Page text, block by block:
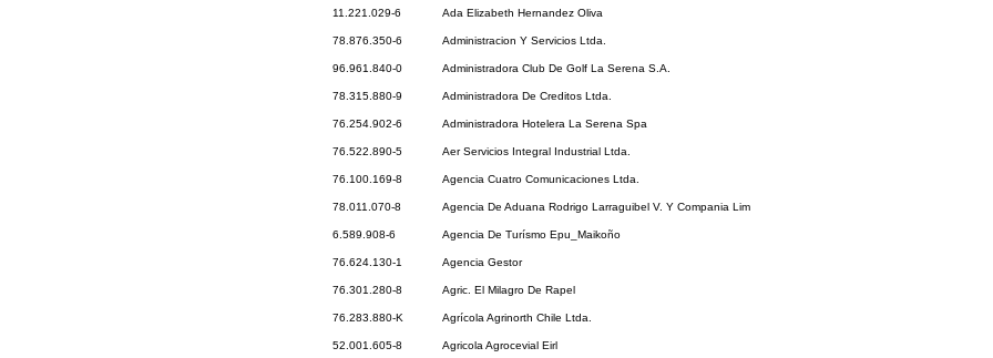
11.221.029-6 Ada Elizabeth Hernandez Oliva
78.876.350-6 Administracion Y Servicios Ltda.
96.961.840-0 Administradora Club De Golf La Serena S.A.
78.315.880-9 Administradora De Creditos Ltda.
76.254.902-6 Administradora Hotelera La Serena Spa
76.522.890-5 Aer Servicios Integral Industrial Ltda.
76.100.169-8 Agencia Cuatro Comunicaciones Ltda.
78.011.070-8 Agencia De Aduana Rodrigo Larraguibel V. Y Compania Lim
6.589.908-6 Agencia De Turísmo Epu_Maikoño
76.624.130-1 Agencia Gestor
76.301.280-8 Agric. El Milagro De Rapel
76.283.880-K Agrícola Agrinorth Chile Ltda.
52.001.605-8 Agricola Agrocevial Eirl